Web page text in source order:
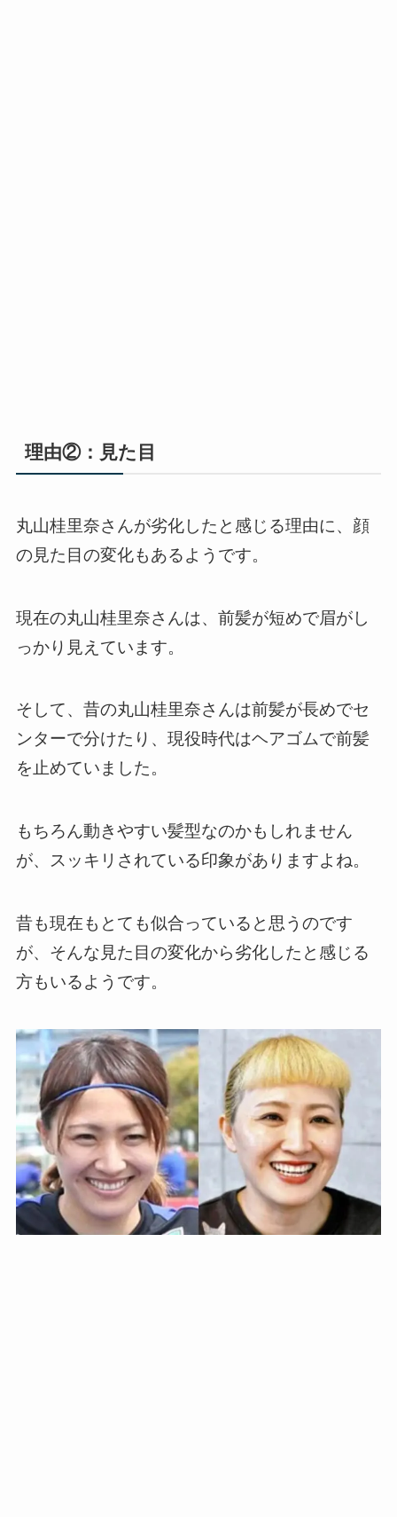
理由②：見た目
丸山桂里奈さんが劣化したと感じる理由に、顔
の見た目の変化もあるようです。
現在の丸山桂里奈さんは、前髪が短めで眉がし
っかり見えています。
そして、昔の丸山桂里奈さんは前髪が長めでセ
ンターで分けたり、現役時代はヘアゴムで前髪
を止めていました。
もちろん動きやすい髪型なのかもしれません
が、スッキリされている印象がありますよね。
昔も現在もとても似合っていると思うのです
が、そんな見た目の変化から劣化したと感じる
方もいるようです。